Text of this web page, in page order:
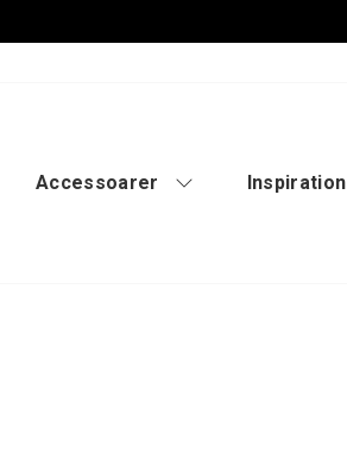
Pausa
Accessoarer Inspiration